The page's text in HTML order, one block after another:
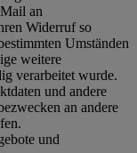
an
Widerruf so
Umständen
weitere
verarbeitet wurde.
und andere
an andere
und